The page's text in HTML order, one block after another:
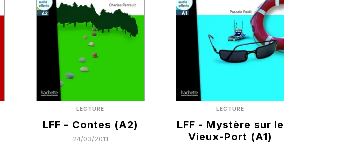
LECTURE
LFF - Contes (A2)
24/03/2011
LECTURE
LFF - Mystère sur le
Vieux-Port (A1)